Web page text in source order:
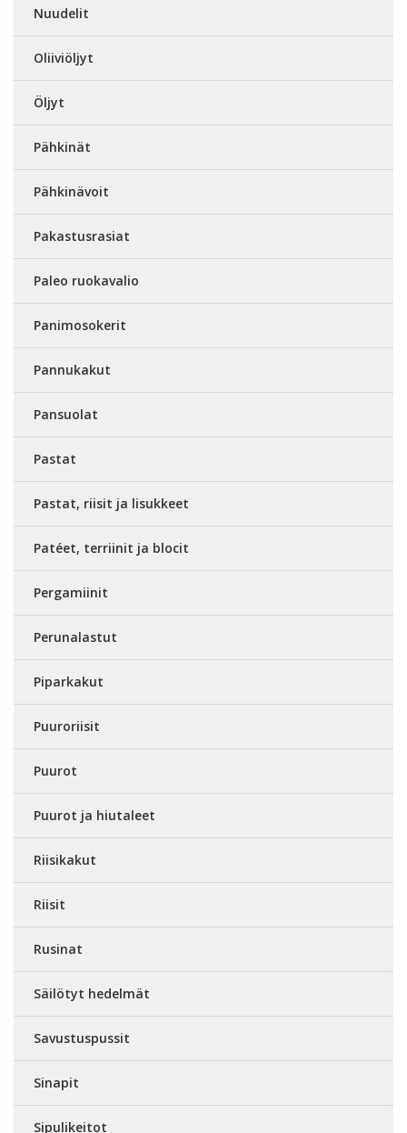
Nuudelit
Oliiviöljyt
Öljyt
Pähkinät
Pähkinävoit
Pakastusrasiat
Paleo ruokavalio
Panimosokerit
Pannukakut
Pansuolat
Pastat
Pastat, riisit ja lisukkeet
Patéet, terriinit ja blocit
Pergamiinit
Perunalastut
Piparkakut
Puuroriisit
Puurot
Puurot ja hiutaleet
Riisikakut
Riisit
Rusinat
Säilötyt hedelmät
Savustuspussit
Sinapit
Sipulikeitot